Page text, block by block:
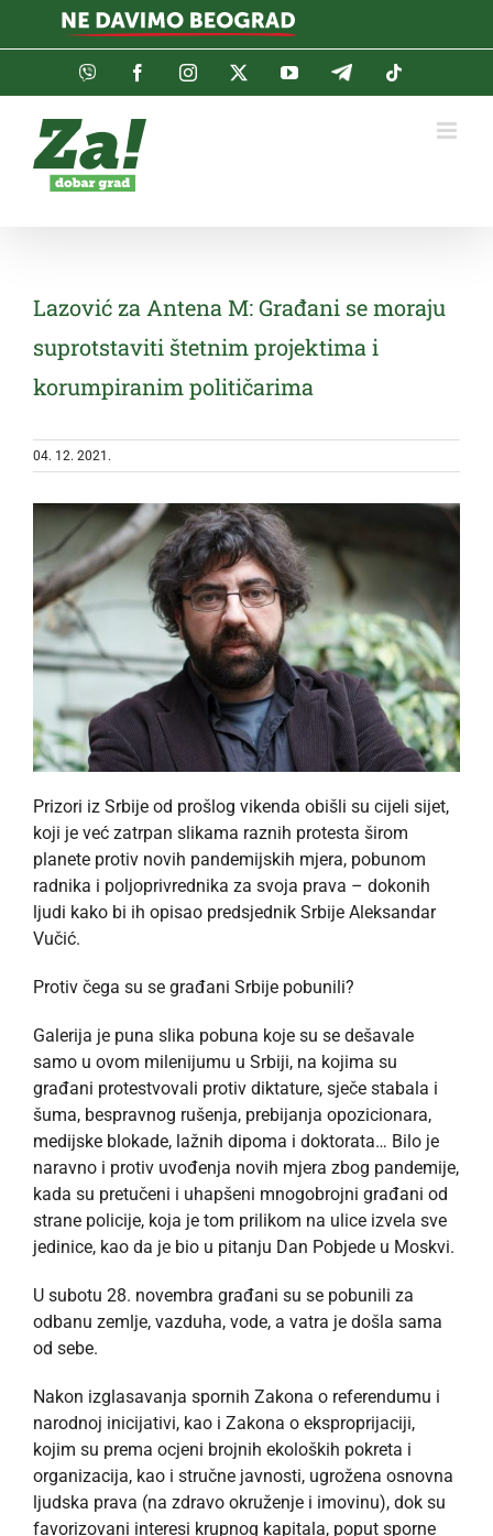
Viber FacebookInstagramTwitterYouTubeTelegram
Lazović za Antena M: Građani se moraju
suprotstaviti štetnim projektima i
korumpiranim političarima
04. 12. 2021.
Prizori iz Srbije od prošlog vikenda obišli su cijeli sijet,
koji je već zatrpan slikama raznih protesta širom
planete protiv novih pandemijskih mjera, pobunom
radnika i poljoprivrednika za svoja prava – dokonih
ljudi kako bi ih opisao predsjednik Srbije Aleksandar
Vučić.
Protiv čega su se građani Srbije pobunili?
Galerija je puna slika pobuna koje su se dešavale
samo u ovom milenijumu u Srbiji, na kojima su
građani protestvovali protiv diktature, sječe stabala i
šuma, bespravnog rušenja, prebijanja opozicionara,
medijske blokade, lažnih dipoma i doktorata… Bilo je
naravno i protiv uvođenja novih mjera zbog pandemije,
kada su pretučeni i uhapšeni mnogobrojni građani od
strane policije, koja je tom prilikom na ulice izvela sve
jedinice, kao da je bio u pitanju Dan Pobjede u Moskvi.
U subotu 28. novembra građani su se pobunili za
odbanu zemlje, vazduha, vode, a vatra je došla sama
od sebe.
Nakon izglasavanja spornih Zakona o referendumu i
narodnoj inicijativi, kao i Zakona o eksproprijaciji,
kojim su prema ocjeni brojnih ekoloških pokreta i
organizacija, kao i stručne javnosti, ugrožena osnovna
ljudska prava (na zdravo okruženje i imovinu), dok su
favorizovani interesi krupnog kapitala, poput sporne